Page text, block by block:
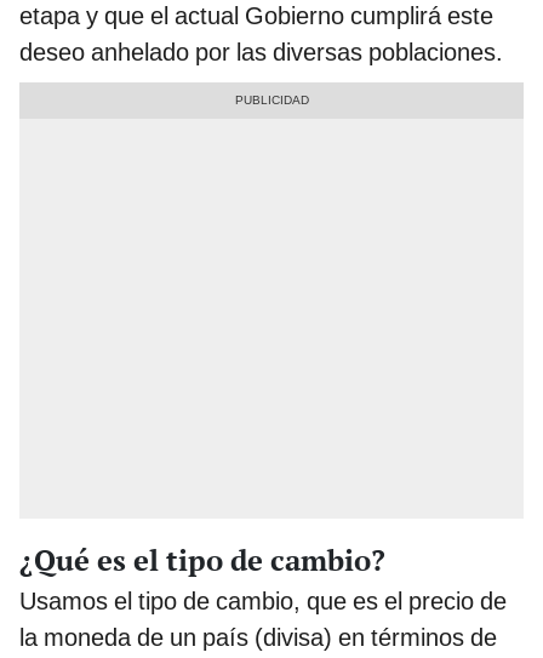
etapa y que el actual Gobierno cumplirá este
deseo anhelado por las diversas poblaciones.
¿Qué es el tipo de cambio?
Usamos el tipo de cambio, que es el precio de
la moneda de un país (divisa) en términos de